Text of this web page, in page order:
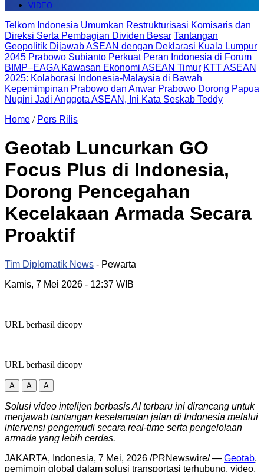
VIDEO
Telkom Indonesia Umumkan Restrukturisasi Komisaris dan
Direksi Serta Pembagian Dividen Besar Tantangan
Geopolitik Dijawab ASEAN dengan Deklarasi Kuala Lumpur
2045 Prabowo Subianto Perkuat Peran Indonesia di Forum
BIMP–EAGA Kawasan Ekonomi ASEAN Timur KTT ASEAN
2025: Kolaborasi Indonesia-Malaysia di Bawah
Kepemimpinan Prabowo dan Anwar Prabowo Dorong Papua
Nugini Jadi Anggota ASEAN, Ini Kata Seskab Teddy
Home / Pers Rilis
Geotab Luncurkan GO
Focus Plus di Indonesia,
Dorong Pencegahan
Kecelakaan Armada Secara
Proaktif
Tim Diplomatik News - Pewarta
Kamis, 7 Mei 2026 - 12:37 WIB
URL berhasil dicopy
URL berhasil dicopy
A A A
Solusi video intelijen berbasis AI terbaru ini dirancang untuk
menjawab tantangan keselamatan jalan di Indonesia melalui
intervensi pengemudi secara real-time serta pengelolaan
armada yang lebih cerdas.
JAKARTA, Indonesia, 7 Mei, 2026 /PRNewswire/ — Geotab,
pemimpin global dalam solusi transportasi terhubung, video,